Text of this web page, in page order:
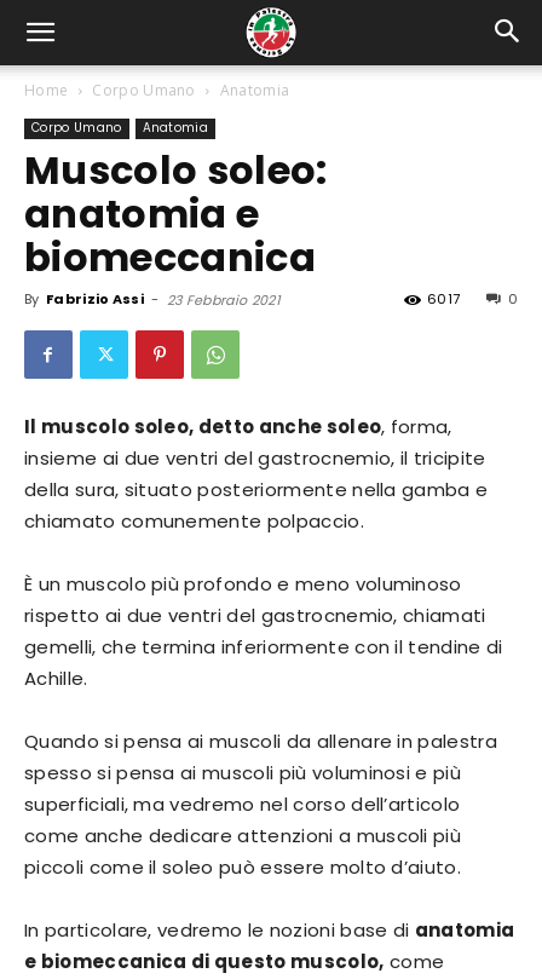
Home Corpo Umano Anatomia
Corpo Umano Anatomia
Muscolo soleo:
anatomia e
biomeccanica
By Fabrizio Assi - 23 Febbraio 2021 0
6017
Il muscolo soleo, detto anche soleo, forma,
insieme ai due ventri del gastrocnemio, il tricipite
della sura, situato posteriormente nella gamba e
chiamato comunemente polpaccio.
È un muscolo più profondo e meno voluminoso
rispetto ai due ventri del gastrocnemio, chiamati
gemelli, che termina inferiormente con il tendine di
Achille.
Quando si pensa ai muscoli da allenare in palestra
spesso si pensa ai muscoli più voluminosi e più
superficiali, ma vedremo nel corso dell’articolo
come anche dedicare attenzioni a muscoli più
piccoli come il soleo può essere molto d’aiuto.
In particolare, vedremo le nozioni base di anatomia
e biomeccanica di questo muscolo, come